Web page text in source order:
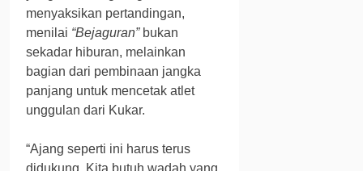
menyaksikan pertandingan,
menilai “Bejaguran”bukan
sekadar hiburan, melainkan
bagian dari pembinaan jangka
panjang untuk mencetak atlet
unggulan dari Kukar.
“Ajang seperti ini harus terus
didukung. Kita butuh wadah yang